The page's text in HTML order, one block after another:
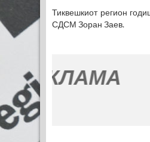
Тиквешкиот регион
СДСМ Зоран Заев.